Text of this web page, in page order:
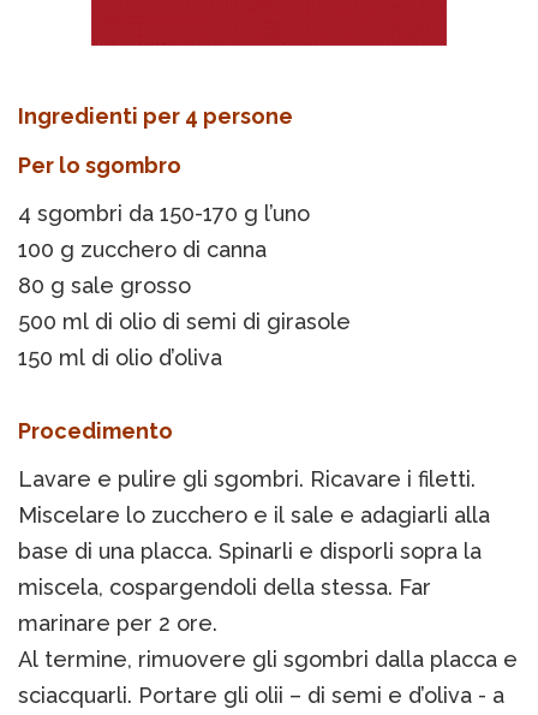
Ingredienti per 4 persone
Per lo sgombro
4 sgombri da 150-170 g l’uno
100 g zucchero di canna
80 g sale grosso
500 ml di olio di semi di girasole
150 ml di olio d’oliva
Procedimento
Lavare e pulire gli sgombri. Ricavare i filetti.
Miscelare lo zucchero e il sale e adagiarli alla
base di una placca. Spinarli e disporli sopra la
miscela, cospargendoli della stessa. Far
marinare per 2 ore.
Al termine, rimuovere gli sgombri dalla placca e
sciacquarli. Portare gli olii – di semi e d’oliva - a